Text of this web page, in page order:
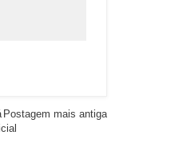
Postagem mais antiga